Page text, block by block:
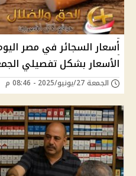
أسعار السجائر في مصر
الأسعار بشكل تفصيلي الجمعة 27 يونيو
الجمعة 27/يونيو/2025 - 08:46 م